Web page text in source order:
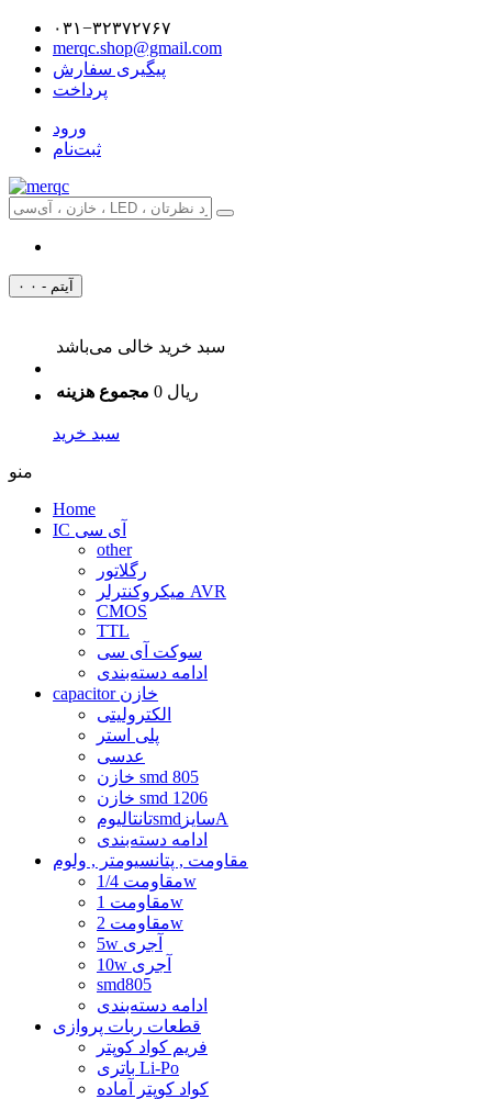
۰۳۱−۳۲۳۷۲۷۶۷
merqc.shop@gmail.com
پیگیری سفارش
پرداخت
ورود
ثبت‌نام
۰ آیتم - ۰
سبد خرید خالی می‌باشد
مجموع هزینه 0 ریال
سبد خرید
منو
Home
IC آی سی
other
رگلاتور
میکروکنترلر AVR
CMOS
TTL
سوکت آی سی
ادامه دسته‌بندی
capacitor خازن
الکترولیتی
پلی استر
عدسی
خازن smd 805
خازن smd 1206
تانتالیومsmdسایزA
ادامه دسته‌بندی
مقاومت , پتانسیومتر , ولوم
مقاومت 1/4w
مقاومت 1w
مقاومت 2w
5w آجری
10w آجری
smd805
ادامه دسته‌بندی
قطعات ربات پروازی
فریم کواد کوپتر
باتری Li-Po
کواد کوپتر آماده